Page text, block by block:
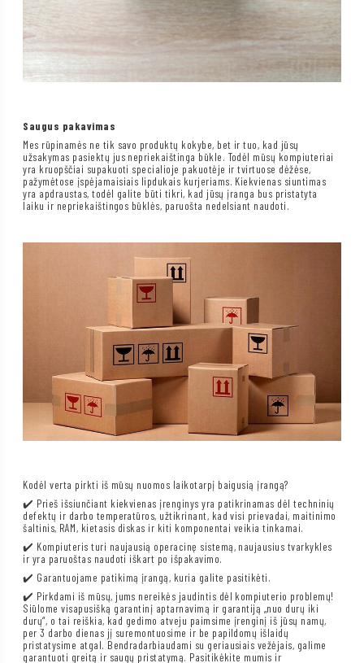
Saugus pakavimas
Mes rūpinamės ne tik savo produktų kokybe, bet ir tuo, kad jūsų
užsakymas pasiektų jus nepriekaištinga būkle. Todėl mūsų kompiuteriai
yra kruopščiai supakuoti specialioje pakuotėje ir tvirtuose dėžėse,
pažymėtose įspėjamaisiais lipdukais kurjeriams. Kiekvienas siuntimas
yra apdraustas, todėl galite būti tikri, kad jūsų įranga bus pristatyta
laiku ir nepriekaištingos būklės, paruošta nedelsiant naudoti.
Kodėl verta pirkti iš mūsų nuomos laikotarpį baigusią įrangą?
✔️ Prieš išsiunčiant kiekvienas įrenginys yra patikrinamas dėl techninių
defektų ir darbo temperatūros, užtikrinant, kad visi prievadai, maitinimo
šaltinis, RAM, kietasis diskas ir kiti komponentai veikia tinkamai.
✔️ Kompiuteris turi naujausią operacinę sistemą, naujausius tvarkykles
ir yra paruoštas naudoti iškart po išpakavimo.
✔️ Garantuojame patikimą įrangą, kuria galite pasitikėti.
✔️ Pirkdami iš mūsų, jums nereikės jaudintis dėl kompiuterio problemų!
Siūlome visapusišką garantinį aptarnavimą ir garantiją „nuo durų iki
durų“, o tai reiškia, kad gedimo atveju paimsime įrenginį iš jūsų namų,
per 3 darbo dienas jį suremontuosime ir be papildomų išlaidų
pristatysime atgal. Bendradarbiaudami su geriausiais vežėjais, galime
garantuoti greitą ir saugų pristatymą. Pasitikėkite mumis ir